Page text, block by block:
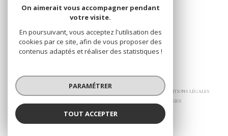
© 2026 | Tous droits réservés
Nos honoraires
Nos partenaires
Mentions légales
Cookies
On aimerait vous accompagner pendant
votre visite.
En poursuivant, vous acceptez l'utilisation des
cookies par ce site, afin de vous proposer des
contenus adaptés et réaliser des statistiques !
PARAMÉTRER
TOUT ACCEPTER